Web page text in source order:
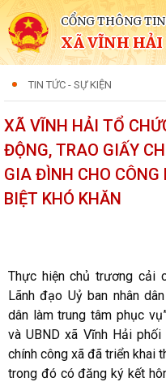
CỔNG THÔNG
XÃ VĨNH HẢI
TIN TỨC - SỰ KIỆN
XÃ VĨNH HẢI TỔ
ĐỘNG, TRAO GIẤY
GIA ĐÌNH CHO
BIỆT KHÓ KHĂN
Thực hiện chủ trương cải
Lãnh đạo Uỷ ban nhân
dân làm trung tâm phục
và UBND xã Vĩnh Hải
chính công xã đã triển khai
trong đó có đăng ký kết